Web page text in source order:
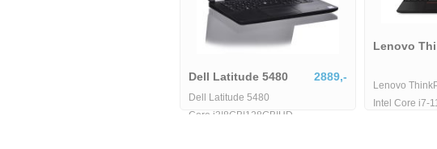
Dell Latitude 5480 2889,-
Dell Latitude 5480
Core i3|8GB|128GB|HD
Lenovo
Lenovo
Intel Core i7-